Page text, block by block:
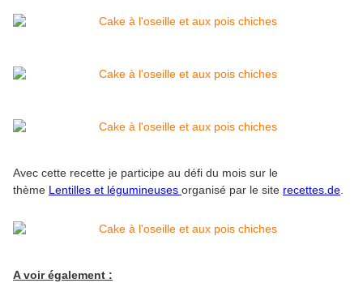
Avec cette recette je participe au défi du mois sur le
thème Lentilles et légumineuses organisé par le site recettes.de
A voir également :